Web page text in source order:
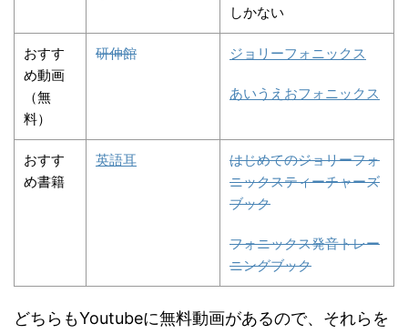
しかない
おすす
め動画
（無
料）
研伸館 ジョリーフォニックス
あいうえおフォニックス
おすす
め書籍
英語耳
はじめてのジョリーフォ
ニックスティーチャーズ
ブック
フォニックス発音トレー
ニングブック
どちらもYoutubeに無料動画があるので、それらを